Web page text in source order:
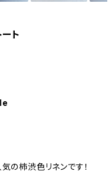
ト
の柿渋色リネンです！